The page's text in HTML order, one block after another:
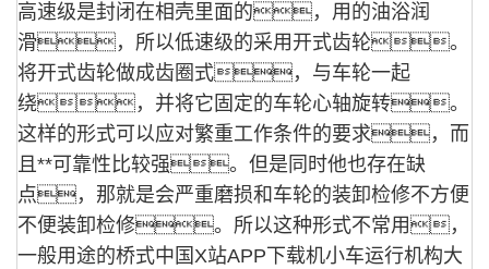
高速级是封闭在相壳里面的，用的油浴润
滑，所以低速级的采用开式齿轮。
将开式齿轮做成齿圈式，与车轮一起
绕，并将它固定的车轮心轴旋转。
这样的形式可以应对繁重工作条件的要求，而
且**可靠性比较强。 但是同时他也存在缺
点，那就是会严重磨损和车轮的装卸检修不方便
不便装卸检修。所以这种形式不常用，
一般用途的桥式中国X站APP下载机小车运行机构大